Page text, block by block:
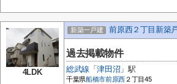
4LDK
新築一戸建 前原西２丁目新築
過去掲載物件
総武線 「津田沼 」駅
千葉県船橋市前原西２丁目45